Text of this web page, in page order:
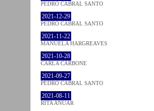
PEDRO CABRAL SANTO
2021-12-29
PEDRO CABRAL SANTO
2021-11-22
MANUELA HARGREAVES
2021-10-28
CARLA CARBONE
2021-09-27
PEDRO CABRAL SANTO
2021-08-11
RITA ANUAR